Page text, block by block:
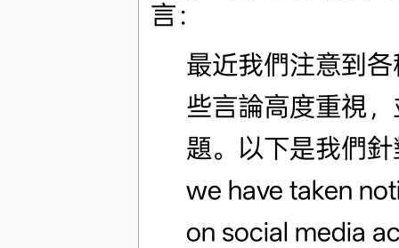
言：
最近我們注意到
些言論高度重視
題。以下是我們
we have taken
on social media